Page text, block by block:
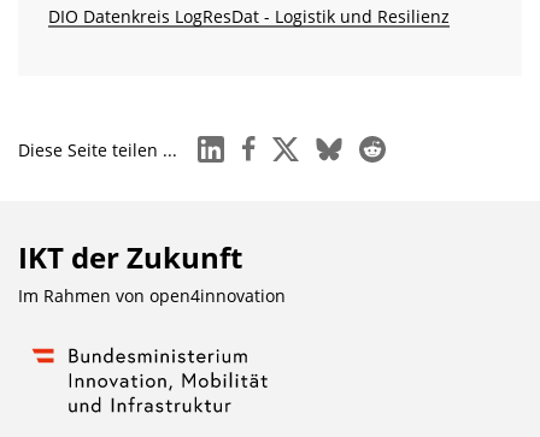
DIO Datenkreis LogResDat - Logistik und Resilienz
Diese Seite teilen ... linkedinfacebook
x blueskyreddit
IKT der Zukunft
Im Rahmen von open4innovation